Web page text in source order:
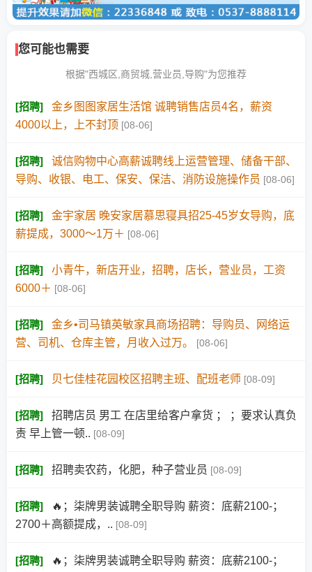
您可能也需要
根据"西城区,商贸城,营业员,导购"为您推荐
[招聘]
金乡图图家居生活馆 诚聘销售店员4名，薪资
4000以上，上不封顶 [08-06]
[招聘]
诚信购物中心高薪诚聘线上运营管理、储备干部、
导购、收银、电工、保安、保洁、消防设施操作员 [08-06]
[招聘]
金宇家居 晚安家居慕思寝具招25-45岁女导购，底
薪提成，3000～1万＋ [08-06]
[招聘]
小青牛，新店开业，招聘，店长，营业员，工资
6000＋ [08-06]
[招聘]
金乡•司马镇英敏家具商场招聘：导购员、网络运
营、司机、仓库主管，月收入过万。
[08-06]
[招聘] 贝七佳桂花园校区招聘主班、配班老师 [08-09]
[招聘]
招聘店员 男工 在店里给客户拿货 ； ；要求认真负
责 早上管一顿.. [08-09]
[招聘] 招聘卖农药，化肥，种子营业员 [08-09]
[招聘]
🔥；柒牌男装诚聘全职导购 薪资：底薪2100‑；
2700＋高额提成，.. [08-09]
[招聘]
🔥；柒牌男装诚聘全职导购 薪资：底薪2100‑；